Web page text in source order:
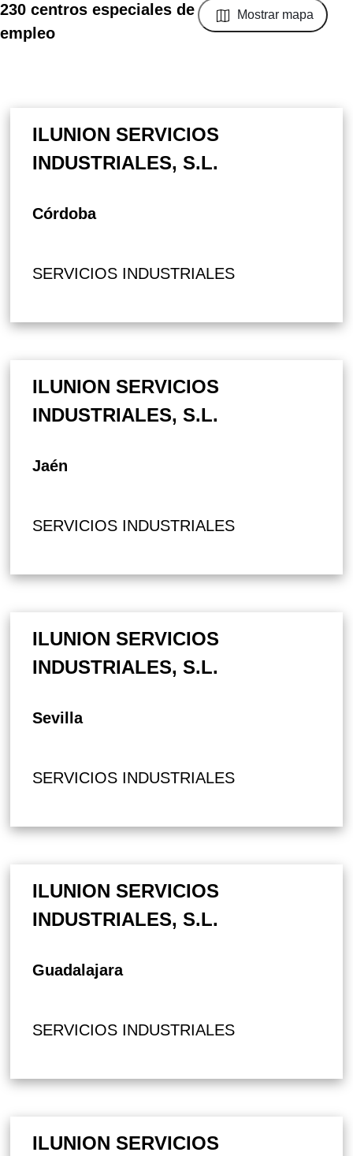
Mostrar mapa
230 centros especiales de
empleo
ILUNION SERVICIOS
INDUSTRIALES, S.L.
Córdoba
SERVICIOS INDUSTRIALES
ILUNION SERVICIOS
INDUSTRIALES, S.L.
Jaén
SERVICIOS INDUSTRIALES
ILUNION SERVICIOS
INDUSTRIALES, S.L.
Sevilla
SERVICIOS INDUSTRIALES
ILUNION SERVICIOS
INDUSTRIALES, S.L.
Guadalajara
SERVICIOS INDUSTRIALES
ILUNION SERVICIOS